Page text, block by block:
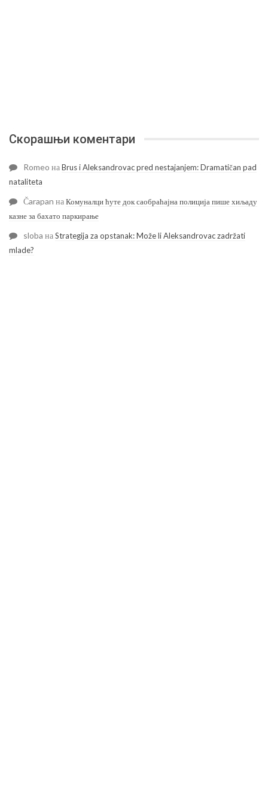
Скорашњи коментари
Romeo наBrus i Aleksandrovac pred nestajanjem: Dramatičan pad
nataliteta
Čarapan наКомуналци ћуте док саобраћајна полиција пише хиљаду
казне за бахато паркирање
sloba наStrategija za opstanak: Može li Aleksandrovac zadržati
mlade?